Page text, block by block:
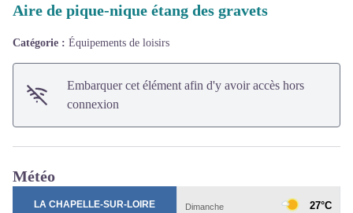
Aire de pique-nique étang des gravets
Catégorie : Équipements de loisirs
Embarquer cet élément afin d'y avoir accès hors
connexion
Météo